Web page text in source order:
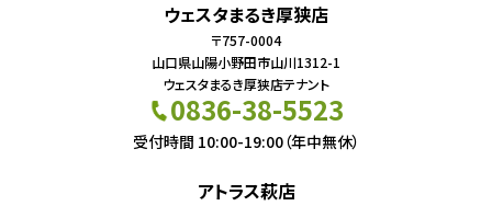
ウェスタまるき厚狭店
〒757-0004
山口県山陽小野田市山川1312-1
ウェスタまるき厚狭店テナント
0836-38-5523
受付時間 10:00-19:00（年中無休）
アトラス萩店